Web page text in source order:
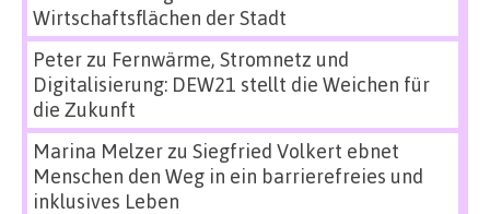
Wirtschaftsflächen der Stadt
Peterzu Fernwärme, Stromnetz und
Digitalisierung: DEW21 stellt die Weichen für
die Zukunft
Marina Melzerzu Siegfried Volkert ebnet
Menschen den Weg in ein barrierefreies und
inklusives Leben